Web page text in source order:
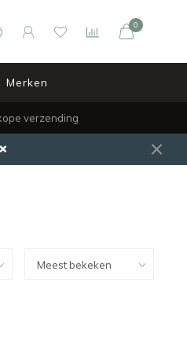
0
Merken
verzending